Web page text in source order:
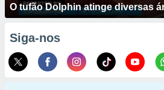
O tufão Dolphin atinge diversas
Siga-nos